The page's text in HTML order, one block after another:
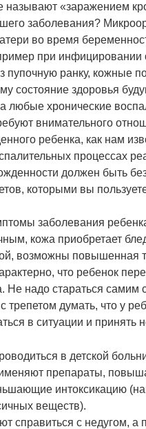
называют «заражением
заболевания?
во время
при инфицировании
ранку, кожные
состояние здоровья
любые хронические
внимательного
ребенка, как нам
процессах
должен быть
которыми вы
заболевания
кожа приобретает
возможны повышенная
что ребенок
надо стараться самим
трепетом думать, что у
в ситуации и
в детской
препараты,
интоксикацию
веществ).
справиться с недугом, а